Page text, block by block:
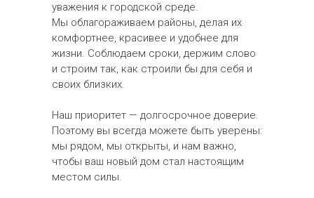
уважения к городской среде.
Мы облагораживаем районы, делая их
комфортнее, красивее и удобнее для
жизни. Соблюдаем сроки, держим слово
и строим так, как строили бы для себя и
своих близких.
Наш приоритет — долгосрочное доверие.
Поэтому вы всегда можете быть уверены:
мы рядом, мы открыты, и нам важно,
чтобы ваш новый дом стал настоящим
местом силы.